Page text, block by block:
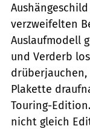
verzweifelten
Auslaufmodell
und Verderb
Plakette
Touring-
nicht gleich